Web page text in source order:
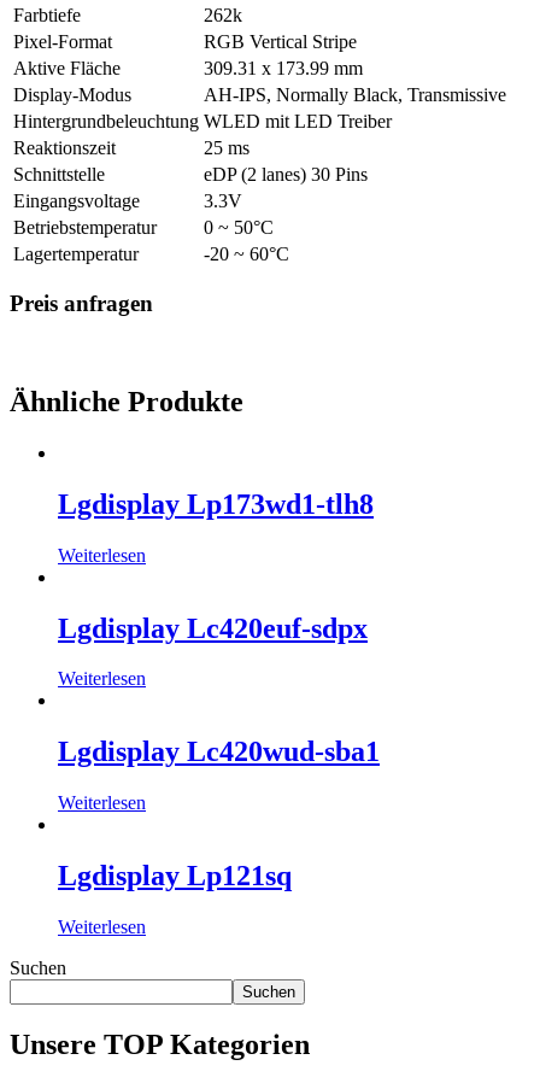
Farbtiefe
262k
Pixel-Format
RGB Vertical Stripe
Aktive Fläche
309.31 x 173.99 mm
Display-Modus
AH-IPS, Normally Black, Transmissive
Hintergrundbeleuchtung WLED mit LED Treiber
Reaktionszeit
25 ms
Schnittstelle
eDP (2 lanes) 30 Pins
Eingangsvoltage
3.3V
Betriebstemperatur
0 ~ 50°C
Lagertemperatur
-20 ~ 60°C
Preis anfragen
Ähnliche Produkte
Lgdisplay Lp173wd1-tlh8
Weiterlesen
Lgdisplay Lc420euf-sdpx
Weiterlesen
Lgdisplay Lc420wud-sba1
Weiterlesen
Lgdisplay Lp121sq
Weiterlesen
Suchen
Suchen
Unsere TOP Kategorien